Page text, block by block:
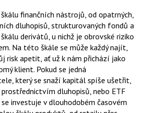
finančních nástrojů, od opatrných,
dluhopisů, strukturovaných fondů a
derivátů, u nichž je obrovské riziko
Na této škále se může každý najít,
risk apetit, ať už k nám přichází jako
klient. Pokud se jedná
který se snaží kapitál spíše ušetřit,
dluhopisů, nebo ETF
investuje v dlouhodobém časovém